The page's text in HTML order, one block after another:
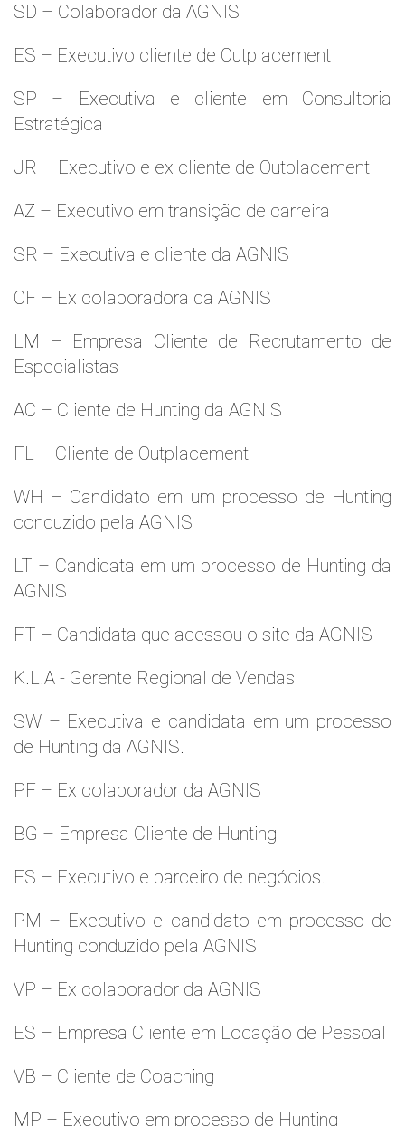
SD – Colaborador da AGNIS
ES – Executivo cliente de Outplacement
SP – Executiva e cliente em Consultoria
Estratégica
JR – Executivo e ex cliente de Outplacement
AZ – Executivo em transição de carreira
SR – Executiva e cliente da AGNIS
CF – Ex colaboradora da AGNIS
LM – Empresa Cliente de Recrutamento de
Especialistas
AC – Cliente de Hunting da AGNIS
FL – Cliente de Outplacement
WH – Candidato em um processo de Hunting
conduzido pela AGNIS
LT – Candidata em um processo de Hunting da
AGNIS
FT – Candidata que acessou o site da AGNIS
K.L.A - Gerente Regional de Vendas
SW – Executiva e candidata em um processo
de Hunting da AGNIS.
PF – Ex colaborador da AGNIS
BG – Empresa Cliente de Hunting
FS – Executivo e parceiro de negócios.
PM – Executivo e candidato em processo de
Hunting conduzido pela AGNIS
VP – Ex colaborador da AGNIS
ES – Empresa Cliente em Locação de Pessoal
VB – Cliente de Coaching
MP – Executivo em processo de Hunting